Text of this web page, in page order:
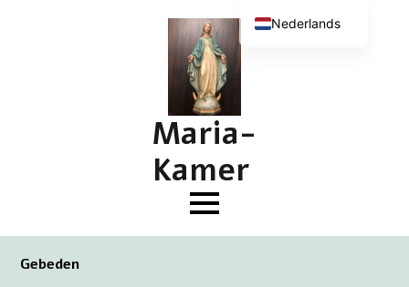
Maria-
Kamer
Gebeden
Nederlands